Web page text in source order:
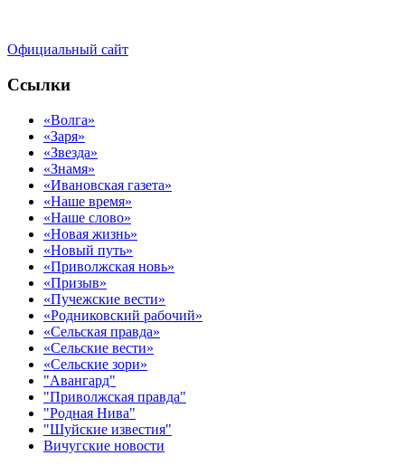
Официальный сайт
Ссылки
«Волга»
«Заря»
«Звезда»
«Знамя»
«Ивановская газета»
«Наше время»
«Наше слово»
«Новая жизнь»
«Новый путь»
«Приволжская новь»
«Призыв»
«Пучежские вести»
«Родниковский рабочий»
«Сельская правда»
«Сельские вести»
«Сельские зори»
"Авангард"
"Приволжская правда"
"Родная Нива"
"Шуйские известия"
Вичугские новости